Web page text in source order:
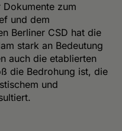
zum
und dem
Berliner CSD hat die
stark an Bedeutung
auch die etablierten
die Bedrohung ist, die
und